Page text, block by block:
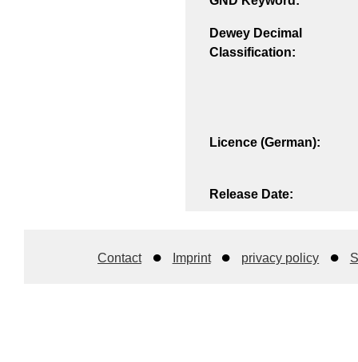
Dewey Decimal
Classification:
Licence (German):
Release Date:
Contact Imprint privacy policy